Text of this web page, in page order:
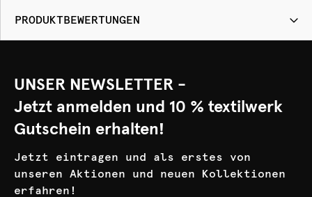
PRODUKTBEWERTUNGEN
UNSER NEWSLETTER -
Jetzt anmelden und 10 % textilwerk
Gutschein erhalten!
Jetzt eintragen und als erstes von
unseren Aktionen und neuen Kollektionen
erfahren!